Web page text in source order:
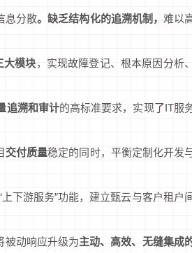
息分散。缺乏结构化的追溯机制， 难以
大模块，实现故障登记、根本原因分析、
追溯和审计的高标准要求，实现了IT服
交付质量稳定的同时，平衡定制化开发
下游服务”功能，建立甄云与客户租户
被动响应升级为主动、高效、无缝集成